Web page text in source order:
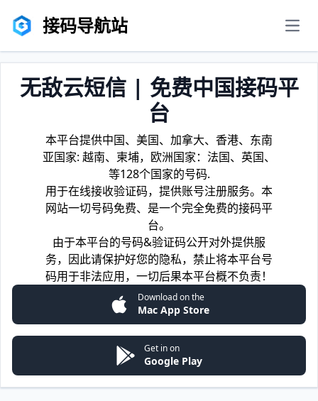
接码导航站
无敌云短信 | 免费中国接码平
台
本平台提供中国、美国、加拿大、香港、东南
亚国家: 越南、柬埔，欧洲国家：法国、英国、
等128个国家的号码.
用于在线接收验证码，提供账号注册服务。本
网站一切号码免费、是一个完全免费的接码平
台。
由于本平台的号码&验证码公开对外提供服
务，因此请保护好您的隐私，禁止将本平台号
码用于非法应用，一切后果本平台概不负责！
Download on the
Mac App Store
Get in on
Google Play